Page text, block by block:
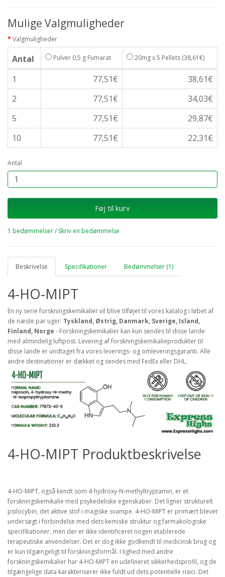
Mulige Valgmuligheder
Valgmuligheder
Antal Pulver 0,5 g Fumarat 20mg x 5 Pellets (38,61€)
1 77,51€
38,61€
2
77,51€
34,03€
5
77,51€
29,87€
10
77,51€ 22,31€
Antal
Føj til kurv
1 bedømmelser/ Skriv en bedømmelse
Beskrivelse Specifikationer Bedømmelser (1)
4-HO-MIPT
En ny serie forskningskemikalier vil blive tilføjet til vores katalog i løbet af
de næste par uger. Tyskland, Østrig, Danmark, Sverige, Island,
Finland, Norge - Forskningskemikalier kan kun sendes til disse lande
med almindelig luftpost. Levering af forskningskemikalieprodukter til
disse lande er undtaget fra vores leverings- og omleveringsgaranti. Alle
andre destinationer er dækket og sendes med FedEx eller DHL.
4-HO-MIPT Produktbeskrivelse
4-HO-MIPT, også kendt som 4-hydroxy-N-methyltryptamin, er et
forskningskemikalie med psykedeliske egenskaber. Det ligner strukturelt
psilocybin, det aktive stof i magiske svampe. 4-HO-MIPT er primært blevet
undersøgt i forbindelse med dets kemiske struktur og farmakologiske
specifikationer, men der er ikke identificeret nogen etablerede
terapeutiske anvendelser. Det er dog ikke godkendt til medicinsk brug og
er kun tilgængeligt til forskningsformål. I lighed med andre
forskningskemikalier har 4-HO-MIPT en udefineret sikkerhedsprofil, og de
tilgængelige data karakteriserer ikke fuldt ud dets potentielle risici. Det